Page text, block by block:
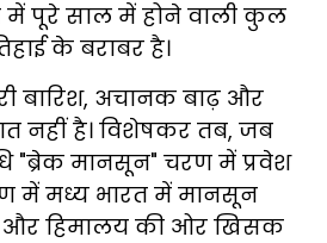
में पूरे साल में होने वाली कुल
के बराबर है।
बारिश, अचानक बाढ़ और
नहीं है। विशेषकर तब, जब
"ब्रेक मानसून" चरण में प्रवेश
में मध्य भारत में मानसून
और हिमालय की ओर खिसक